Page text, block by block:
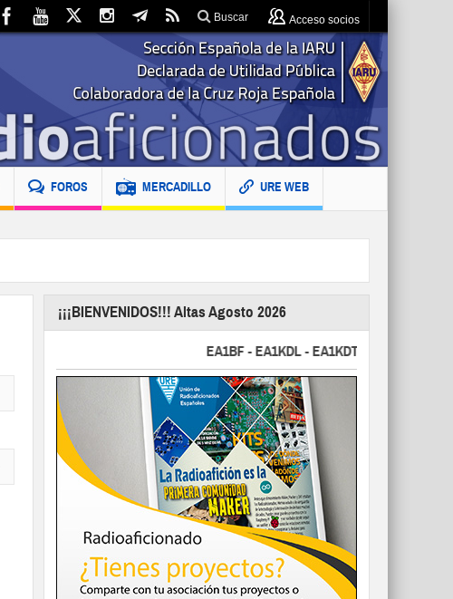
Buscar Acceso socios
FOROS MERCADILLO URE WEB
¡¡¡BIENVENIDOS!!! Altas Agosto 2026
EA1BF - EA1KDL - EA1KDT - EA2FBJ - EA2FJU